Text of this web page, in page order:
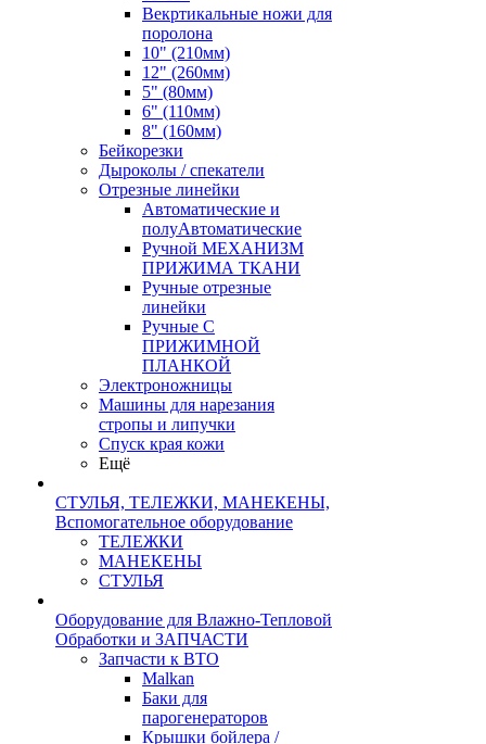
Векртикальные ножи для
поролона
10" (210мм)
12" (260мм)
5" (80мм)
6" (110мм)
8" (160мм)
Бейкорезки
Дыроколы / спекатели
Отрезные линейки
Автоматические и
полуАвтоматические
Ручной МЕХАНИЗМ
ПРИЖИМА ТКАНИ
Ручные отрезные
линейки
Ручные С
ПРИЖИМНОЙ
ПЛАНКОЙ
Электроножницы
Машины для нарезания
стропы и липучки
Спуск края кожи
Ещё
СТУЛЬЯ, ТЕЛЕЖКИ, МАНЕКЕНЫ,
Вспомогательное оборудование
ТЕЛЕЖКИ
МАНЕКЕНЫ
СТУЛЬЯ
Оборудование для Влажно-Тепловой
Обработки и ЗАПЧАСТИ
Запчасти к ВТО
Malkan
Баки для
парогенераторов
Крышки бойлера /